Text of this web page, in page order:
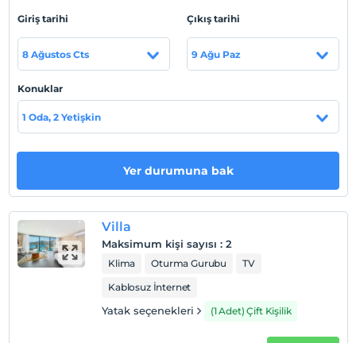
Sahil
Haritada Göster
Check/in
En erken saat 16:00 ve sonrası
Check/out
En geç saat 10:00 ve öncesi
Evcil hayvan kabul edilmemektedir.
Giriş tarihi
8 Ağustos Cts
Çıkış tarihi
9 Ağu Paz
Konuklar
1 Oda, 2 Yetişkin
Yer durumuna bak
Villa
Maksimum kişi sayısı : 2
Klima Oturma Gurubu
TV
Kablosuz İnternet
Yatak seçenekleri (1 Adet) Çift Kişilik